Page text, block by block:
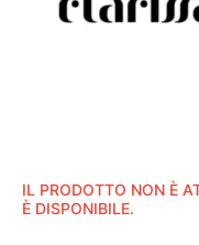
IL PRODOTTO NON È
È DISPONIBILE.